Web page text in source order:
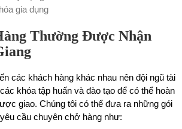
Thường Được Nhận
các khách hàng khác nhau nên đội ngũ tài
khóa tập huấn và đào tạo để có thể hoàn
giao. Chúng tôi có thể đưa ra những gói
cầu chuyên chở hàng như: